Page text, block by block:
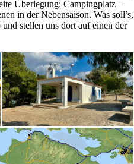
Überlegung: Campingplatz –
in der Nebensaison. Was soll’s,
stellen uns dort auf einen der